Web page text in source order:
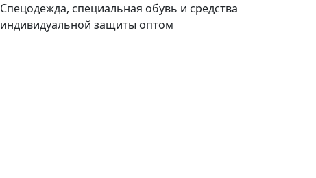
Спецодежда, специальная обувь и средства
индивидуальной защиты оптом